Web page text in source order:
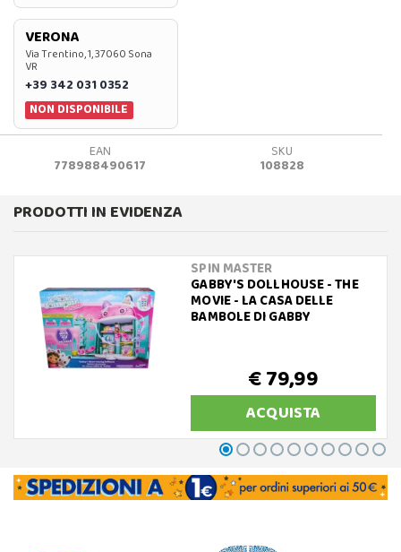
VERONA
Via Trentino, 1, 37060 Sona
VR
+39 342 031 0352
NON DISPONIBILE
EAN
778988490617
SKU
108828
PRODOTTI IN EVIDENZA
SPIN MASTER
GABBY'S DOLLHOUSE - THE
MOVIE - LA CASA DELLE
BAMBOLE DI GABBY
€ 79,99
ACQUISTA